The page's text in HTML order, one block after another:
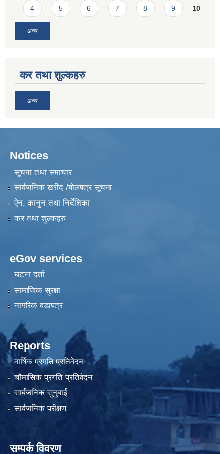
4 5 6 7 8 9 10
अन्य
कर तथा शुल्कहरु
अन्य
Notices
सूचना तथा समाचार
सार्वजनिक खरीद /बोलपत्र सूचना
ऐन, कानुन तथा निर्देशिका
कर तथा शुल्कहरु
eGov services
घटना दर्ता
सामाजिक सुरक्षा
नागरिक वडापत्र
Reports
वार्षिक प्रगति प्रतिवेदन
चौमासिक प्रगति प्रतिवेदन
सार्वजनिक सुनुवाई
सार्वजनिक परीक्षण
सम्पर्क विवरण